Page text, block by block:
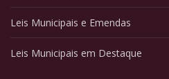
Leis Municipais e Emendas
Leis Municipais em Destaque